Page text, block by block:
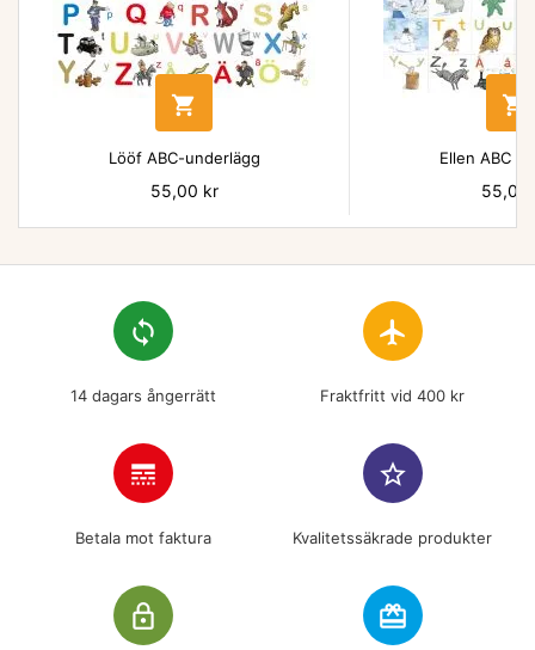

Lööf ABC-underlägg
Pris
55,00 kr

Ellen ABC
Pris
55,00
loop
14 dagars ångerrätt
flight
Fraktfritt vid 400 kr
line_style
Betala mot faktura
star_border
Kvalitetssäkrade produkter
lock_outline redeem